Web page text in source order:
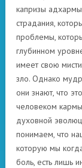
капризы
страдания,
проблемы,
глубинном
имеет свою
зло. Однако
они знают, что
человеком
духовной
понимаем, что
которую мы
боль, есть лишь